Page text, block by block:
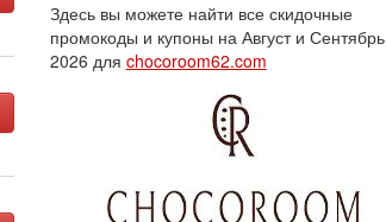
Здесь вы можете найти все скидочные
промокоды и купоны на Август и Сентябрь
2026 для chocoroom62.com